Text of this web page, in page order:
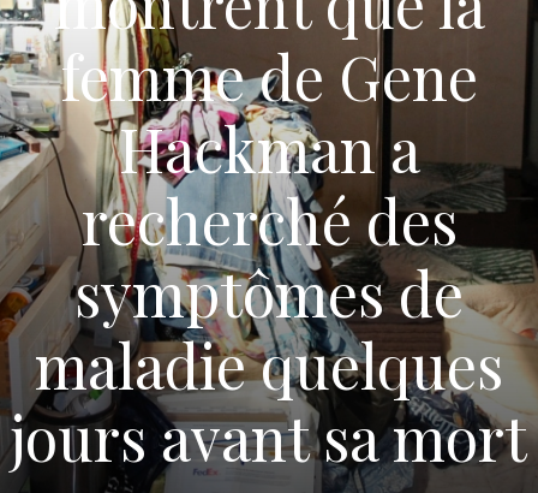
femme de Gene
Hackman a
recherché des
symptômes de
maladie quelques
jours avant sa mort